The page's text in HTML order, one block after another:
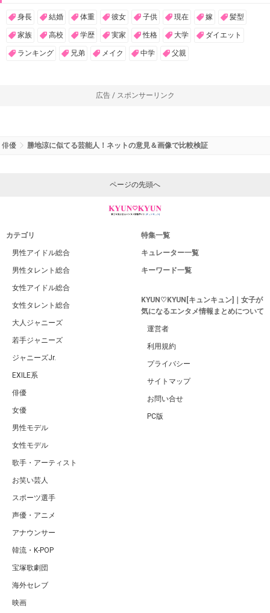
身長 結婚 体重 彼女 子供 現在 嫁 髪型
家族 高校 学歴 実家 性格 大学 ダイエット
ランキング 兄弟 メイク 中学 父親
広告 / スポンサーリンク
俳優 勝地涼に似てる芸能人！ネットの意見＆画像で比較検証
ページの先頭へ
カテゴリ
男性アイドル総合
男性タレント総合
女性アイドル総合
女性タレント総合
大人ジャニーズ
若手ジャニーズ
ジャニーズJr.
EXILE系
俳優
女優
男性モデル
女性モデル
歌手・アーティスト
お笑い芸人
スポーツ選手
声優・アニメ
アナウンサー
韓流・K-POP
宝塚歌劇団
海外セレブ
映画
特集一覧
キュレーター一覧
キーワード一覧
KYUN♡KYUN[キュンキュン]｜女子が
気になるエンタメ情報まとめについて
運営者
利用規約
プライバシー
サイトマップ
お問い合せ
PC版